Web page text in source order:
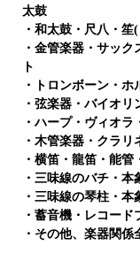
太鼓
・和太鼓・尺八・笙(
・金管楽器・サッ
ト
・トロンボーン・
・弦楽器・バイオ
・ハープ・ヴィオラ
・木管楽器・クラ
・横笛・龍笛・能
・三味線のバチ・
・三味線の琴柱・本
・蓄音機・レコー
・その他、楽器関係